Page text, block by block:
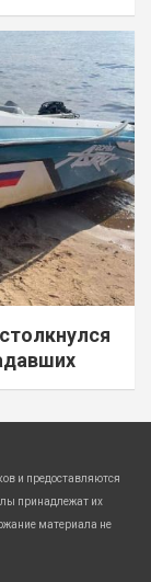
и предоставляются
принадлежат их
материала не